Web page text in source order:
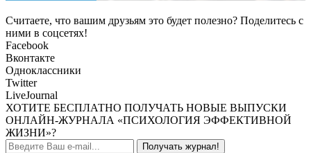
Считаете, что вашим друзьям это будет полезно? Поделитесь с
ними в соцсетях!
Facebook
Вконтакте
Одноклассники
Twitter
LiveJournal
ХОТИТЕ БЕСПЛАТНО ПОЛУЧАТЬ НОВЫЕ ВЫПУСКИ
ОНЛАЙН-ЖУРНАЛА «ПСИХОЛОГИЯ ЭФФЕКТИВНОЙ
ЖИЗНИ»?
Получать журнал!